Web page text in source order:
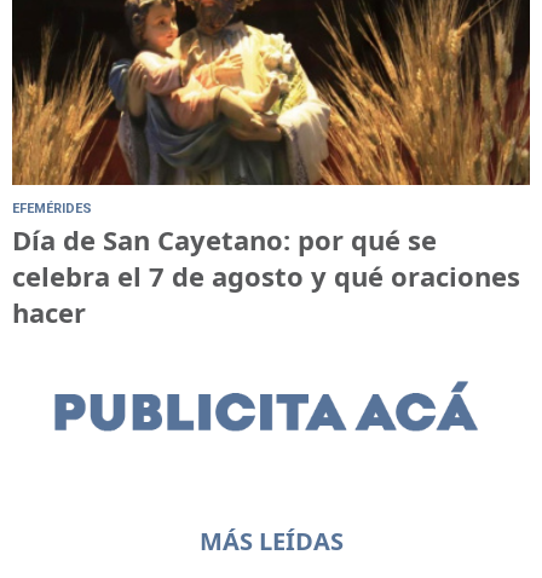
EFEMÉRIDES
Día de San Cayetano: por qué se
celebra el 7 de agosto y qué oraciones
hacer
MÁS LEÍDAS